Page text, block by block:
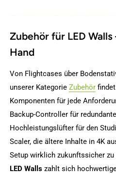
Zubehör für LED
Hand
Von Flightcases über
unserer Kategorie Zubehör
Komponenten für jede
Backup-Controller für
Hochleistungslüfter für den
Scaler, die ältere Inhalte in 4K
Setup wirklich zukunftssicher zu
LED Walls zahlt sich